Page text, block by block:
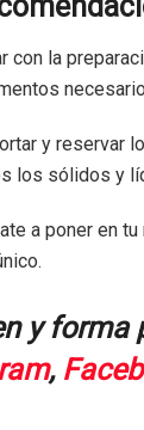
con la
y reservar
los sólidos y
a poner en
y
,